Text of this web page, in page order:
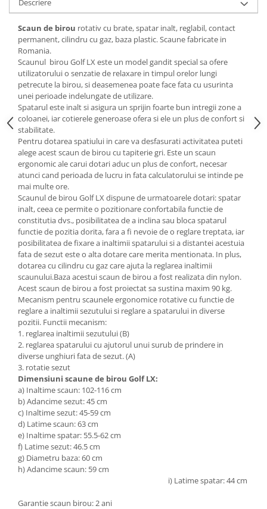
Mese gradinita
Scaune gradinita
Set mese si scaune gradinita
Mobilier copii
Mobila camera copii
Scaune birou pentru copii
Saltele patuturi copii
Paturi copii
Masa si scaune gradinita
Seturi comode living si dormitor
Descriere
Scaun de birou rotativ cu brate, spatar inalt, reglabil, contact
permanent, cilindru cu gaz, baza plastic. Scaune fabricate in
Romania.
Scaunul birou Golf LX este un model gandit special sa ofere
utilizatorului o senzatie de relaxare in timpul orelor lungi
petrecute la birou, si deasemenea poate face fata cu usurinta
unei perioade indelungate de utilizare.
Spatarul este inalt si asigura un sprijin foarte bun intregii zone a
coloanei, iar cotierele generoase ofera si ele un plus de confort si
stabilitate.
Pentru dotarea spatiului in care va desfasurati activitatea puteti
alege acest scaun de birou cu tapiterie gri. Este un scaun
ergonomic ale carui dotari aduc un plus de confort, necesar
atunci cand perioada de lucru in fata calculatorului se intinde pe
mai multe ore.
Scaunul de birou Golf LX dispune de urmatoarele dotari: spatar
inalt, ceea ce permite o pozitionare confortabila functie de
constitutia dvs., posibilitatea de a inclina sau bloca spatarul
functie de pozitia dorita, fara a fi nevoie de o reglare treptata, iar
posibilitatea de fixare a inaltimii spatarului si a distantei acestuia
fata de sezut este o alta dotare care merita mentionata. In plus,
dotarea cu cilindru cu gaz care ajuta la reglarea inaltimii
scaunului.Baza acestui scaun de birou a fost realizata din nylon.
Acest scaun de birou a fost proiectat sa sustina maxim 90 kg.
Mecanism pentru scaunele ergonomice rotative cu functie de
reglare a inaltimii sezutului si reglare a spatarului in diverse
pozitii. Functii mecanism:
1. reglarea inaltimii sezutului (B)
2. reglarea spatarului cu ajutorul unui surub de prindere in
diverse unghiuri fata de sezut. (A)
3. rotatie sezut
Dimensiuni scaune de birou Golf LX:
a) Inaltime scaun: 102-116 cm
b) Adancime sezut: 45 cm
c) Inaltime sezut: 45-59 cm
d) Latime scaun: 63 cm
e) Inaltime spatar: 55.5-62 cm
f) Latime sezut: 46.5 cm
g) Diametru baza: 60 cm
h) Adancime scaun: 59 cm
i) Latime spatar: 44 cm
Garantie scaun birou: 2 ani